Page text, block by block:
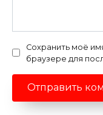
Сохранить моё
браузере для